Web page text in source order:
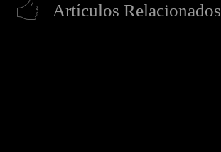
Artículos Relacionados